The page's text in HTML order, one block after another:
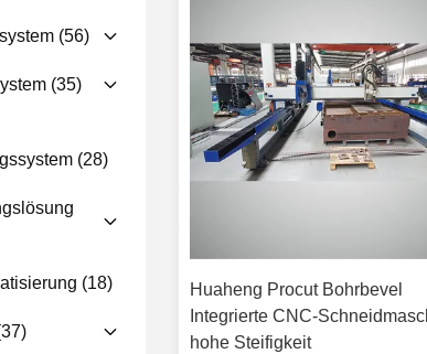
(56)
(35)
(28)
(18)
Huaheng Procut Bohrbevel
Integrierte CNC-
hohe Steifigkeit